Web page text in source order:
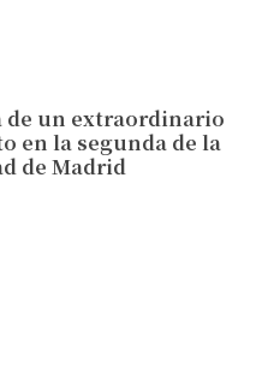
de un extraordinario
en la segunda de la
de Madrid